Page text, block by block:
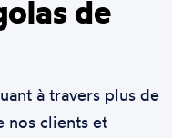
de
à travers plus de
nos clients et